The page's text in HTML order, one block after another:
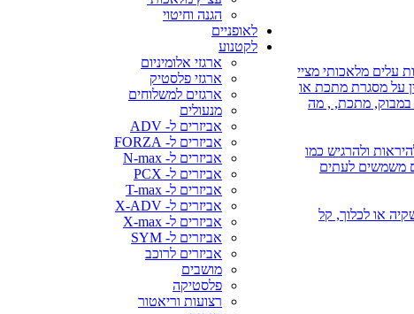
הגנה וחיטוי
לאופניים
לקטנוע
ארגזי אלומיניום
ארגזי פלסטיק
ארגזים למשלוחים
מנעולים
אביזרים ל- ADV
אביזרים ל- FORZA
אביזרים ל- N-max
אביזרים ל- PCX
אביזרים ל- T-max
אביזרים ל- X-ADV
אביזרים ל- X-max
אביזרים ל- SYM
אביזרים לרוכב
מושבים
פלסטיקה
רצועות וריאטור
עלים מלאכותי מציי
על מסגרת מתכת או
במבוק, מתכת, , מה
ולהרגיש כמו
משמשים לעתים
או השקיה או לכלוך, קל